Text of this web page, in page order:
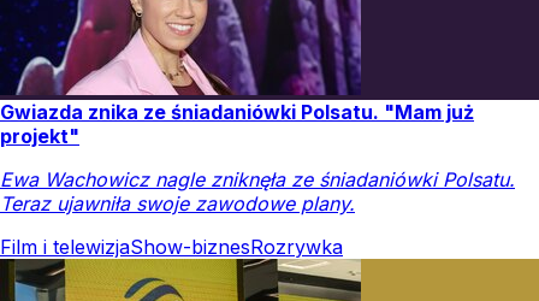
Gwiazda znika ze śniadaniówki Polsatu. "Mam już
projekt"
Ewa Wachowicz nagle zniknęła ze śniadaniówki Polsatu.
Teraz ujawniła swoje zawodowe plany.
Film i telewizjaShow-biznesRozrywka